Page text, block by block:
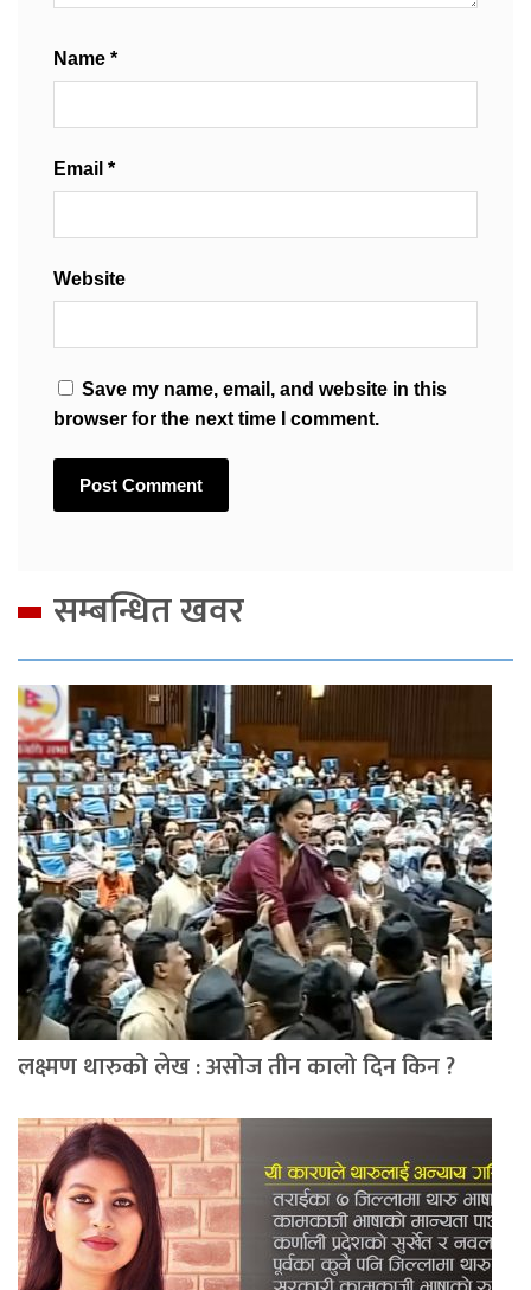
Name *
Email *
Website
Save my name, email, and website in this
browser for the next time I comment.
सम्बन्धित खवर
लक्ष्मण थारुको लेख : असोज तीन कालो दिन किन ?